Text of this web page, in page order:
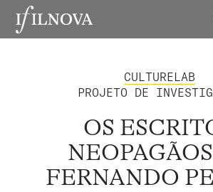
CULTURELAB
PROJETO DE
OS
FERNANDO